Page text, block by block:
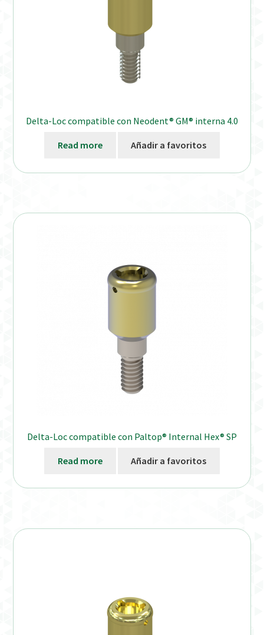
Delta-Loc compatible con Neodent® GM® interna 4.0
Read more Añadir a favoritos
Delta-Loc compatible con Paltop® Internal Hex® SP
Read more Añadir a favoritos